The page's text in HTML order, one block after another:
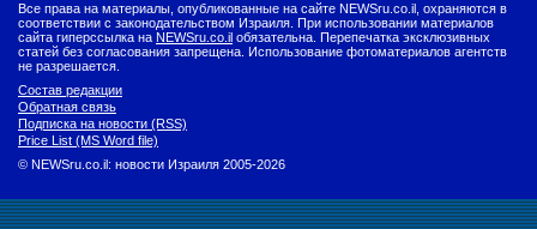
Все права на материалы, опубликованные на сайте NEWSru.co.il, охраняются в
соответствии с законодательством Израиля. При использовании материалов
сайта гиперссылка на NEWSru.co.il обязательна. Перепечатка эксклюзивных
статей без согласования запрещена. Использование фотоматериалов агентств
не разрешается.
Состав редакции
Обратная связь
Подписка на новости (RSS)
Price List (MS Word file)
© NEWSru.co.il: новости Израиля 2005-2026